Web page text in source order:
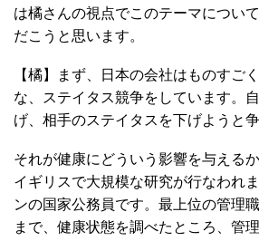
は橘さんの視点でこのテーマについ
だこうと思います。
【橘】まず、日本の会社はものすご
な、ステイタス競争をしています。
げ、相手のステイタスを下げようと争
それが健康にどういう影響を与える
イギリスで大規模な研究が行なわれ
ンの国家公務員です。最上位の管理
まで、健康状態を調べたところ、管